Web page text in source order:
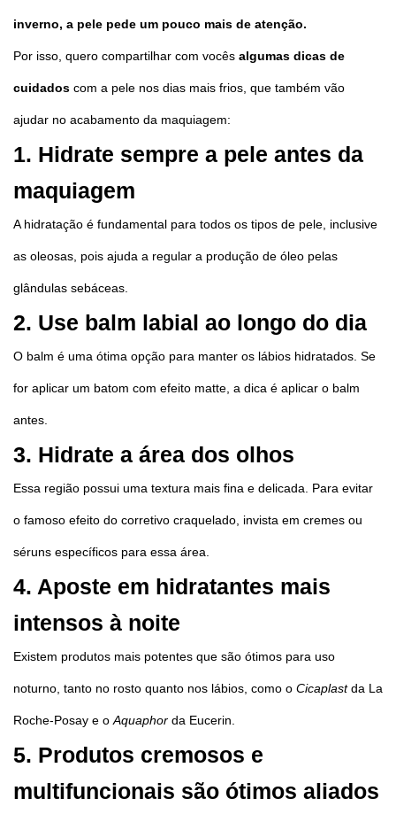
inverno, a pele pede um pouco mais de atenção.
Por isso, quero compartilhar com vocês algumas dicas de
cuidados com a pele nos dias mais frios, que também vão
ajudar no acabamento da maquiagem:
1. Hidrate sempre a pele antes da
maquiagem
A hidratação é fundamental para todos os tipos de pele, inclusive
as oleosas, pois ajuda a regular a produção de óleo pelas
glândulas sebáceas.
2. Use balm labial ao longo do dia
O balm é uma ótima opção para manter os lábios hidratados. Se
for aplicar um batom com efeito matte, a dica é aplicar o balm
antes.
3. Hidrate a área dos olhos
Essa região possui uma textura mais fina e delicada. Para evitar
o famoso efeito do corretivo craquelado, invista em cremes ou
séruns específicos para essa área.
4. Aposte em hidratantes mais
intensos à noite
Existem produtos mais potentes que são ótimos para uso
noturno, tanto no rosto quanto nos lábios, como o Cicaplastda La
Roche-Posay e o Aquaphor da Eucerin.
5. Produtos cremosos e
multifuncionais são ótimos aliados